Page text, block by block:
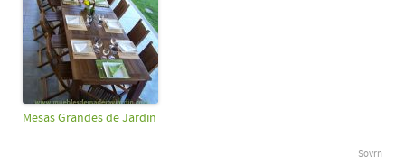
Mesas Grandes de Jardin
Sovrn